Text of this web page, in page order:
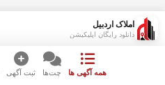
املاک اردبیل
دانلود رایگان اپلیکیشن
همه آگهی ها چت‌ها ثبت آگهی